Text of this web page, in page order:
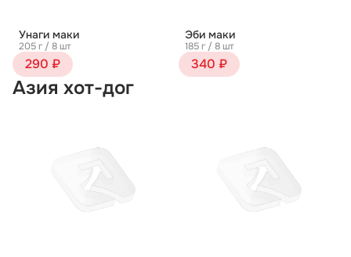
Унаги маки
205 г / 8 шт
290 ₽
Эби маки
185 г / 8 шт
340 ₽
Азия хот-дог